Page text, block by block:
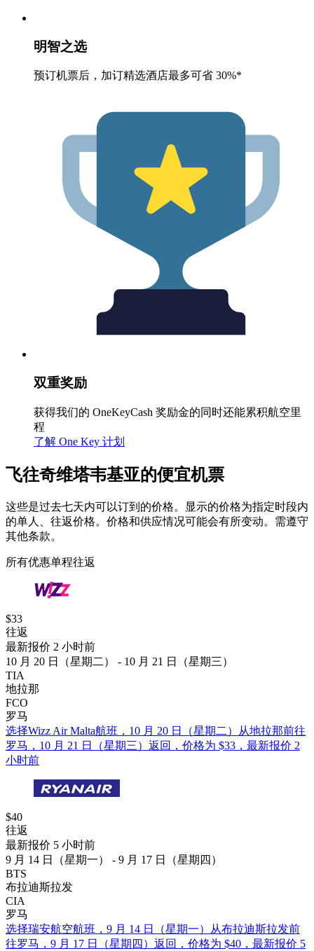
明智之选
预订机票后，加订精选酒店最多可省 30%*
双重奖励
获得我们的 OneKeyCash 奖励金的同时还能累积航空里
程
了解 One Key 计划
飞往奇维塔韦基亚的便宜机票
这些是过去七天内可以订到的价格。显示的价格为指定时段内
的单人、往返价格。价格和供应情况可能会有所变动。需遵守
其他条款。
所有优惠单程往返
$33
往返
最新报价 2 小时前
10 月 20 日（星期二） - 10 月 21 日（星期三）
TIA
地拉那
FCO
罗马
选择Wizz Air Malta航班，10 月 20 日（星期二）从地拉那前往
罗马，10 月 21 日（星期三）返回，价格为 $33，最新报价 2
小时前
$40
往返
最新报价 5 小时前
9 月 14 日（星期一） - 9 月 17 日（星期四）
BTS
布拉迪斯拉发
CIA
罗马
选择瑞安航空航班，9 月 14 日（星期一）从布拉迪斯拉发前
往罗马，9 月 17 日（星期四）返回，价格为 $40，最新报价 5